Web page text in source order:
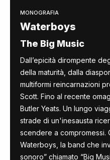
MONOGRAFIA
Waterboys
The Big Music
Dall’epicità dirompente
della maturità, dalla
multiformi reincarnazioni
Scott. Fino al recente
Butler Yeats. Un lungo
strade di un'inesausta
scendere a compromessi.
Waterboys, la band che
sonoro” chiamato “Big